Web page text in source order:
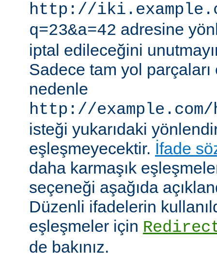
http://
q=23&a=42 adresine
iptal edileceğini
Sadece tam yol
nedenle
http://
isteği yukarıdaki
eşleşmeyecektir. İfade
daha karmaşık
seçeneği aşağıda
Düzenli ifadelerin
eşleşmeler için
de bakınız.